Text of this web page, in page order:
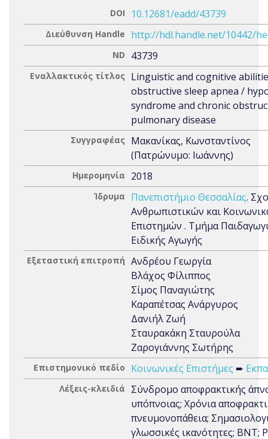
DOI 10.12681/eadd/43739
Διεύθυνση Handle http://hdl.handle.net/10442/
ND 43739
Εναλλακτικός τίτλος Linguistic and cognitive
obstructive sleep apnea /
syndrome and chronic
pulmonary disease
Συγγραφέας Μακανίκας, Κωνσταντίνος
(Πατρώνυμο: Ιωάννης)
Ημερομηνία 2018
Ίδρυμα Πανεπιστήμιο Θεσσαλίας.
Ανθρωπιστικών και
Επιστημών . Τμήμα
Ειδικής Αγωγής
Εξεταστική επιτροπή Ανδρέου Γεωργία
Βλάχος Φίλιππος
Σίμος Παναγιώτης
Καραπέτσας Ανάργυρος
Δανιήλ Ζωή
Σταυρακάκη Σταυρούλα
Ζαρογιάννης Σωτήρης
Επιστημονικό πεδίο Κοινωνικές Επιστήμες ➨
Λέξεις-κλειδιά
Σύνδρομο αποφρακτικής
υπόπνοιας; Χρόνια
πνευμονοπάθεια;
γλωσσικές ικανότητες; ΒΝΤ;